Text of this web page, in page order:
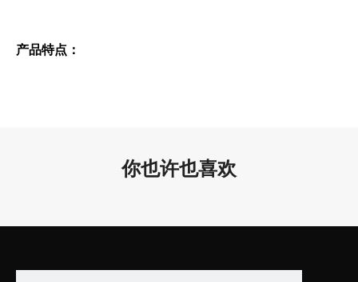
产品特点：
广泛应用于办公室、学校、酒店、机场、商店等。
你也许也喜欢